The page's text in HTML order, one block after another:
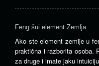
Feng šui element Zemlja
Ako ste element zemlje u
praktična i razborita osoba.
za druge i imate jaku